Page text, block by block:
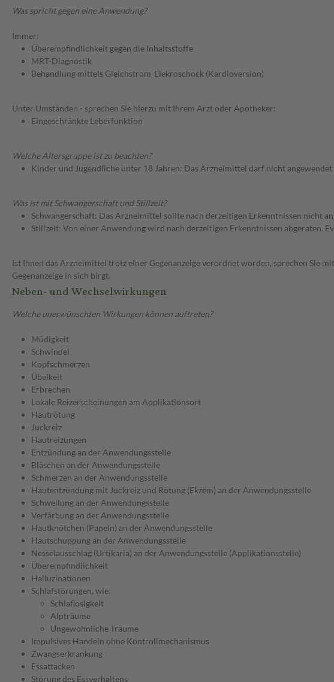
Was spricht gegen eine Anwendung?
Immer:
Überempfindlichkeit gegen die Inhaltsstoffe
MRT-Diagnostik
Behandlung mittels Gleichstrom-Elekroschock (Kardioversion)
Unter Umständen - sprechen Sie hierzu mit Ihrem Arzt oder Apotheker:
Eingeschränkte Leberfunktion
Welche Altersgruppe ist zu beachten?
Kinder und Jugendliche unter 18 Jahren: Das Arzneimittel darf nicht angewendet
Was ist mit Schwangerschaft und Stillzeit?
Schwangerschaft: Das Arzneimittel sollte nach derzeitigen Erkenntnissen nicht
Stillzeit: Von einer Anwendung wird nach derzeitigen Erkenntnissen abgeraten.
Ist Ihnen das Arzneimittel trotz einer Gegenanzeige verordnet worden, sprechen Sie
Gegenanzeige in sich birgt.
Neben- und Wechselwirkungen
Welche unerwünschten Wirkungen können auftreten?
Müdigkeit
Schwindel
Kopfschmerzen
Übelkeit
Erbrechen
Lokale Reizerscheinungen am Applikationsort
Hautrötung
Juckreiz
Hautreizungen
Entzündung an der Anwendungsstelle
Bläschen an der Anwendungsstelle
Schmerzen an der Anwendungsstelle
Hautentzündung mit Juckreiz und Rötung (Ekzem) an der Anwendungsstelle
Schwellung an der Anwendungsstelle
Verfärbung an der Anwendungsstelle
Hautknötchen (Papeln) an der Anwendungsstelle
Hautschuppung an der Anwendungsstelle
Nesselausschlag (Urtikaria) an der Anwendungsstelle (Applikationsstelle)
Überempfindlichkeit
Halluzinationen
Schlafstörungen, wie:
Schlaflosigkeit
Alpträume
Ungewöhnliche Träume
Impulsives Handeln ohne Kontrollmechanismus
Zwangserkrankung
Essattacken
Störung des Essverhaltens